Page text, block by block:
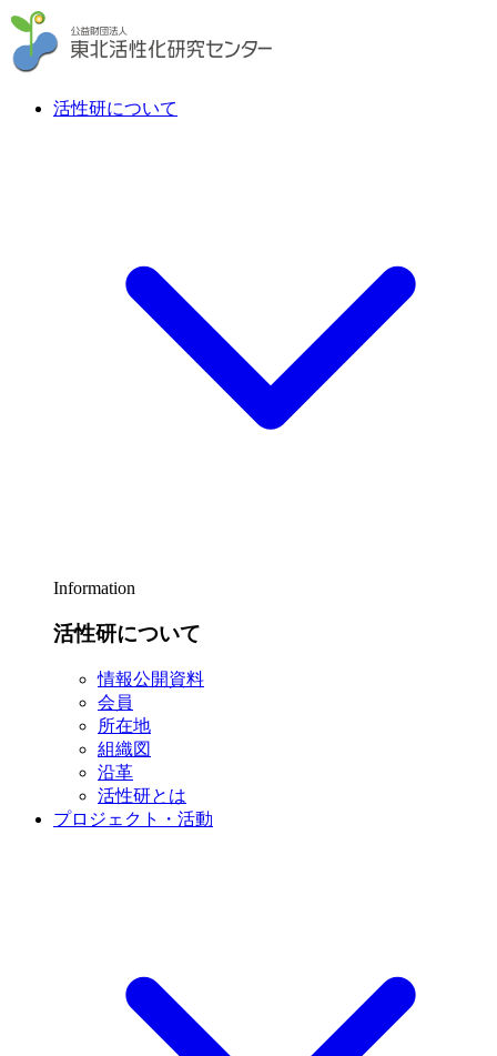
活性研について
Information
活性研について
情報公開資料
会員
所在地
組織図
沿革
活性研とは
プロジェクト・活動